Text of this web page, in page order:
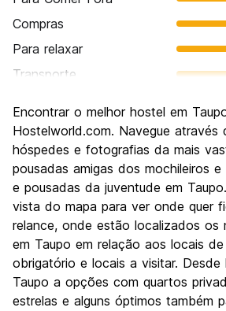
Compras
Para relaxar
Transporte
Cultura
Festas / vida noturna
Custo-beneficio
Encontrar o melhor hostel em
Hostelworld.com. Navegue através
hóspedes e fotografias da mais
pousadas amigas dos mochileiros
e pousadas da juventude em
vista do mapa para ver onde quer
relance, onde estão localizados os
em Taupo em relação aos locais de
obrigatório e locais a visitar.
Taupo a opções com quartos
estrelas e alguns óptimos também